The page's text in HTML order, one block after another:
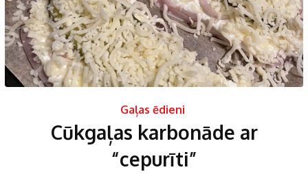
Gaļas ēdieni
Cūkgaļas karbonāde ar
“cepurīti”